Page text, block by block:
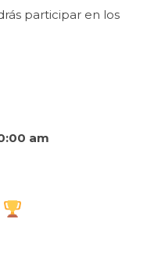
participar en los
am